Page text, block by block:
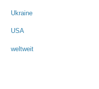
Ukraine
USA
weltweit